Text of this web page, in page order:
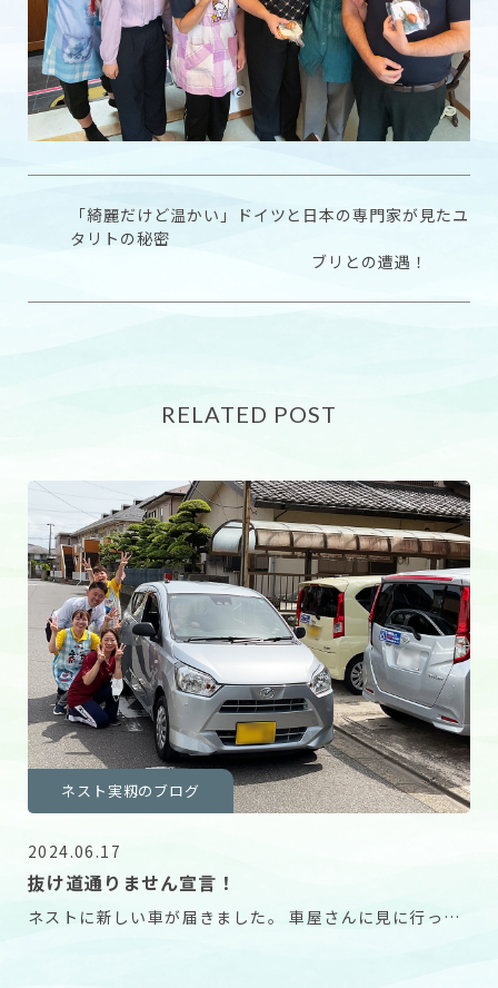
「綺麗だけど温かい」ドイツと日本の専門家が見たユ
タリトの秘密
ブリとの遭遇！
RELATED POST
ネスト実籾のブログ
2024.06.17
抜け道通りません宣言！
ネストに新しい車が届きました。 車屋さんに見に行った